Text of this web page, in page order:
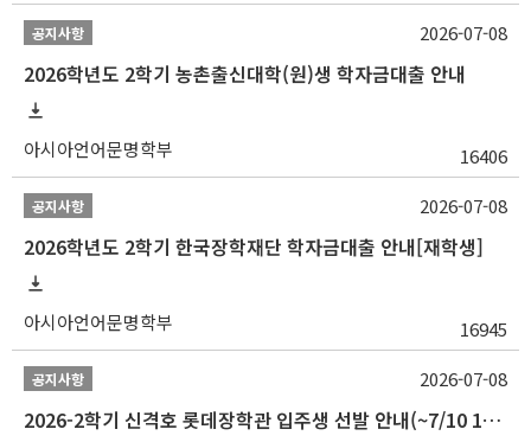
공지사항
2026학년도 2학기 농촌출신대학(원)생 학자금대출 안내
아시아언어문명학부 16406
2026-07-08
공지사항
2026학년도 2학기 한국장학재단 학자금대출 안내[재학생]
아시아언어문명학부 16945
2026-07-08
공지사항
2026-2학기 신격호 롯데장학관 입주생 선발 안내(~7/10 10:00)
2026-07-08